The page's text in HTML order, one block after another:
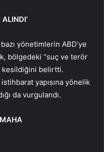
yönetimlerin ABD’ye
bölgedeki “suç ve terör
kesildiğini belirtti.
istihbarat yapısına yönelik
da vurgulandı.